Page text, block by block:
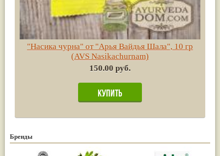
"Насика чурна" от "Арья Вайдья Шала", 10 гр
(AVS Nasikachurnam)
150.00 руб.
Бренды